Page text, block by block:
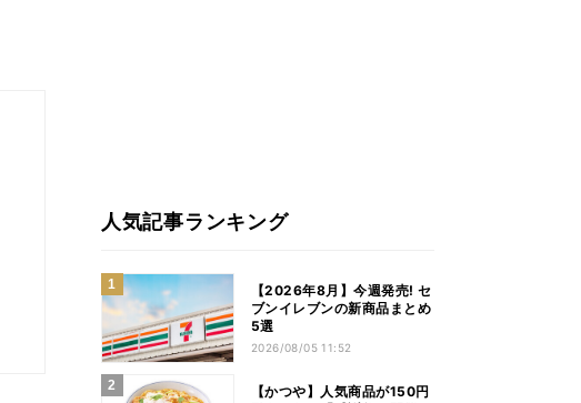
人気記事ランキング
【2026年8月】今週発売! セ
ブンイレブンの新商品まとめ
5選
2026/08/05 11:52
【かつや】人気商品が150円